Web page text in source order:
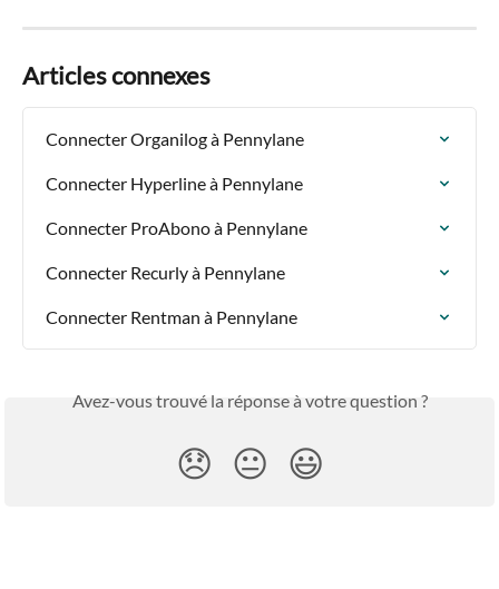
Articles connexes
Connecter Organilog à Pennylane
Connecter Hyperline à Pennylane
Connecter ProAbono à Pennylane
Connecter Recurly à Pennylane
Connecter Rentman à Pennylane
Avez-vous trouvé la réponse à votre question ?
😞 😐 😃